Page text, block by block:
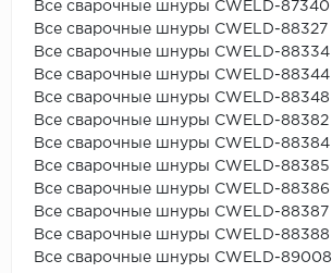
Все сварочные шнуры CWELD-87340
Все сварочные шнуры CWELD-88327
Все сварочные шнуры CWELD-88334
Все сварочные шнуры CWELD-88344
Все сварочные шнуры CWELD-88348
Все сварочные шнуры CWELD-88382
Все сварочные шнуры CWELD-88384
Все сварочные шнуры CWELD-88385
Все сварочные шнуры CWELD-88386
Все сварочные шнуры CWELD-88387
Все сварочные шнуры CWELD-88388
Все сварочные шнуры CWELD-89008